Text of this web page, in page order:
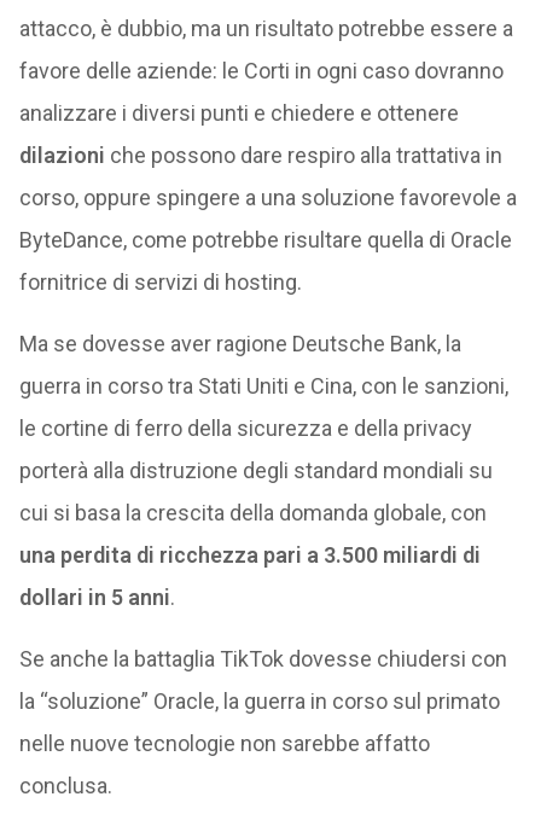
attacco, è dubbio, ma un risultato potrebbe essere a
favore delle aziende: le Corti in ogni caso dovranno
analizzare i diversi punti e chiedere e ottenere
dilazioni che possono dare respiro alla trattativa in
corso, oppure spingere a una soluzione favorevole a
ByteDance, come potrebbe risultare quella di Oracle
fornitrice di servizi di hosting.
Ma se dovesse aver ragione Deutsche Bank, la
guerra in corso tra Stati Uniti e Cina, con le sanzioni,
le cortine di ferro della sicurezza e della privacy
porterà alla distruzione degli standard mondiali su
cui si basa la crescita della domanda globale, con
una perdita di ricchezza pari a 3.500 miliardi di
dollari in 5 anni.
Se anche la battaglia TikTok dovesse chiudersi con
la “soluzione” Oracle, la guerra in corso sul primato
nelle nuove tecnologie non sarebbe affatto
conclusa.